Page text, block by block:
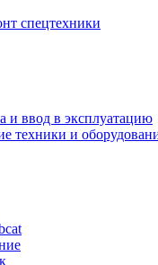
спецтехники
и ввод в эксплуатацию
техники и